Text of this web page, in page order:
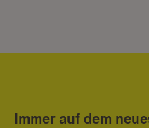
Immer auf dem